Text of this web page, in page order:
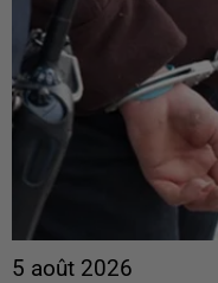
5 août 2026